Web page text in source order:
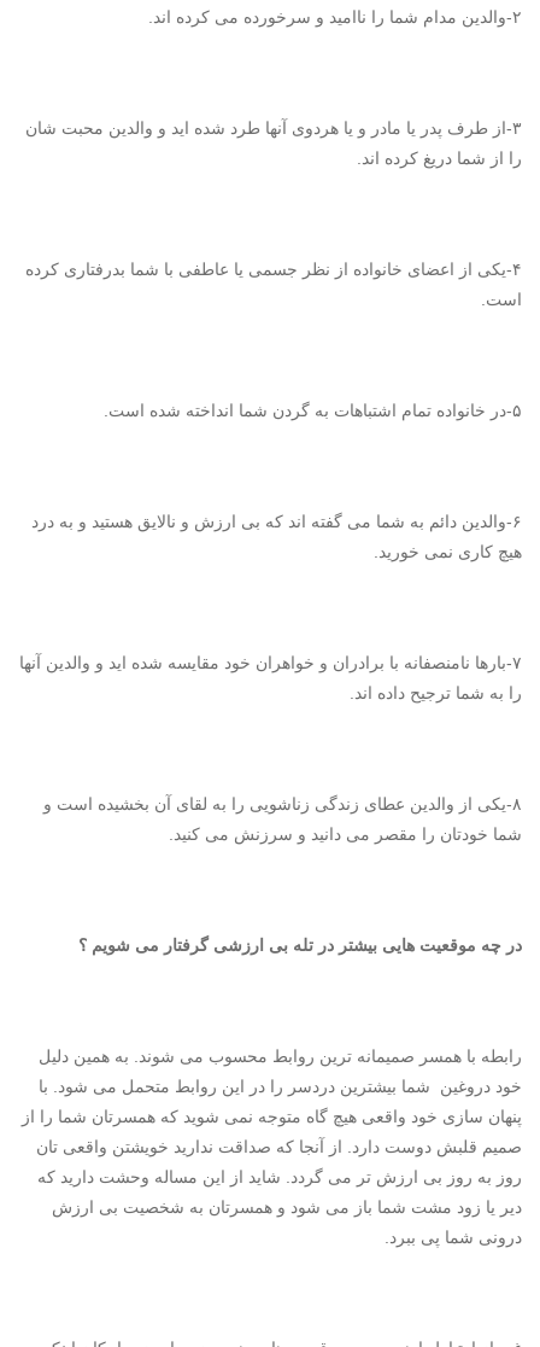
۲-والدین مدام شما را ناامید و سرخورده می کرده اند.
۳-از طرف پدر یا مادر و یا هردوی آنها طرد شده اید و والدین محبت شان
را از شما دریغ کرده اند.
۴-یکی از اعضای خانواده از نظر جسمی یا عاطفی با شما بدرفتاری کرده
است.
۵-در خانواده تمام اشتباهات به گردن شما انداخته شده است.
۶-والدین دائم به شما می گفته اند که بی ارزش و نالایق هستید و به درد
هیچ کاری نمی خورید.
۷-بارها نامنصفانه با برادران و خواهران خود مقایسه شده اید و والدین آنها
را به شما ترجیح داده اند.
۸-یکی از والدین عطای زندگی زناشویی را به لقای آن بخشیده است و
شما خودتان را مقصر می دانید و سرزنش می کنید.
در چه موقعیت هایی بیشتر در تله بی ارزشی گرفتار می شویم ؟
رابطه با همسر صمیمانه ترین روابط محسوب می شوند. به همین دلیل
خود دروغین شما بیشترین دردسر را در این روابط متحمل می شود. با
پنهان سازی خود واقعی هیچ گاه متوجه نمی شوید که همسرتان شما را از
صمیم قلبش دوست دارد. از آنجا که صداقت ندارید خویشتن واقعی تان
روز به روز بی ارزش تر می گردد. شاید از این مساله وحشت دارید که
دیر یا زود مشت شما باز می شود و همسرتان به شخصیت بی ارزش
درونی شما پی ببرد.